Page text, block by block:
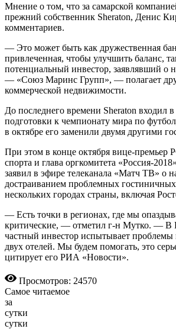
Мнение о том, что за самарской
прежний собственник Sheraton, Денис
комментариев.
— Это может быть как дружественная
привлеченная, чтобы улучшить баланс,
потенциальный инвестор, заявлявший о
— «Союз Маринс Групп», — полагает
коммерческой недвижимос­ти.
До последнего времени Sheraton входил
подготовки к чемпионату мира по
в октябре его заменили двумя другими
При этом в конце октября вице-
спорта и глава оргкомитета «Россия-
заявил в эфире телеканала «Матч ТВ» о
достраиванием проблемных
нескольких городах страны, включая
— Есть точки в регионах, где мы
критические, — отметил г-н Мутко. — В
частный инвестор испытывает проблемы
двух отелей. Мы будем помогать, это
цитирует его РИА «Новости».
Просмотров: 24570
Самое читаемое
за
сутки
сутки